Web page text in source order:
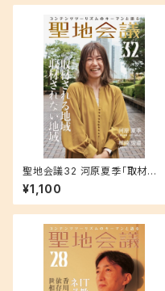
聖地会議32 河原夏季「取材さ
れる地域 取材されない地域」
¥1,100